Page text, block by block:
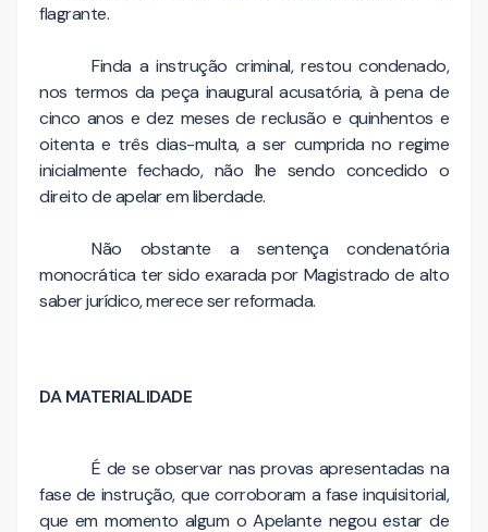
flagrante.
Finda a instrução criminal, restou condenado,
nos termos da peça inaugural acusatória, à pena de
cinco anos e dez meses de reclusão e quinhentos e
oitenta e três dias-multa, a ser cumprida no regime
inicialmente fechado, não lhe sendo concedido o
direito de apelar em liberdade.
Não obstante a sentença condenatória
monocrática ter sido exarada por Magistrado de alto
saber jurídico, merece ser reformada.
DA MATERIALIDADE
É de se observar nas provas apresentadas na
fase de instrução, que corroboram a fase inquisitorial,
que em momento algum o Apelante negou estar de